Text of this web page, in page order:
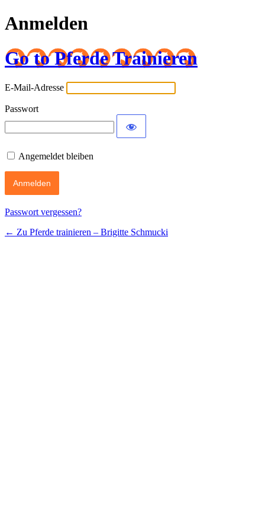
Anmelden
Go to Pferde Trainieren
E-Mail-Adresse
Passwort
Angemeldet bleiben
Passwort vergessen?
← Zu Pferde trainieren – Brigitte Schmucki